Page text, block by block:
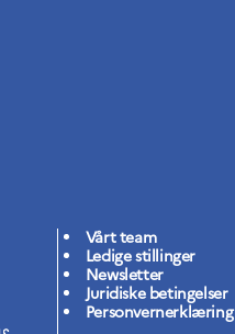
Vårt team
Ledige stillinger
Newsletter
Juridiske betingelser
Personvernerklæring